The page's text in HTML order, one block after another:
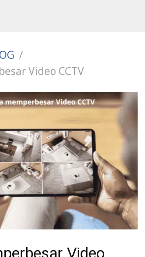
Video CCTV
Video